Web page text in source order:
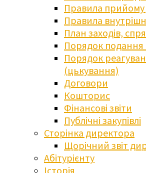
Правила прийому
Правила
План заходів,
Порядок подання
Порядок
(цькування)
Договори
Кошторис
Фінансові звіти
Публічні закупівлі
Сторінка директора
Щорічний звіт
Абітурієнту
Історія